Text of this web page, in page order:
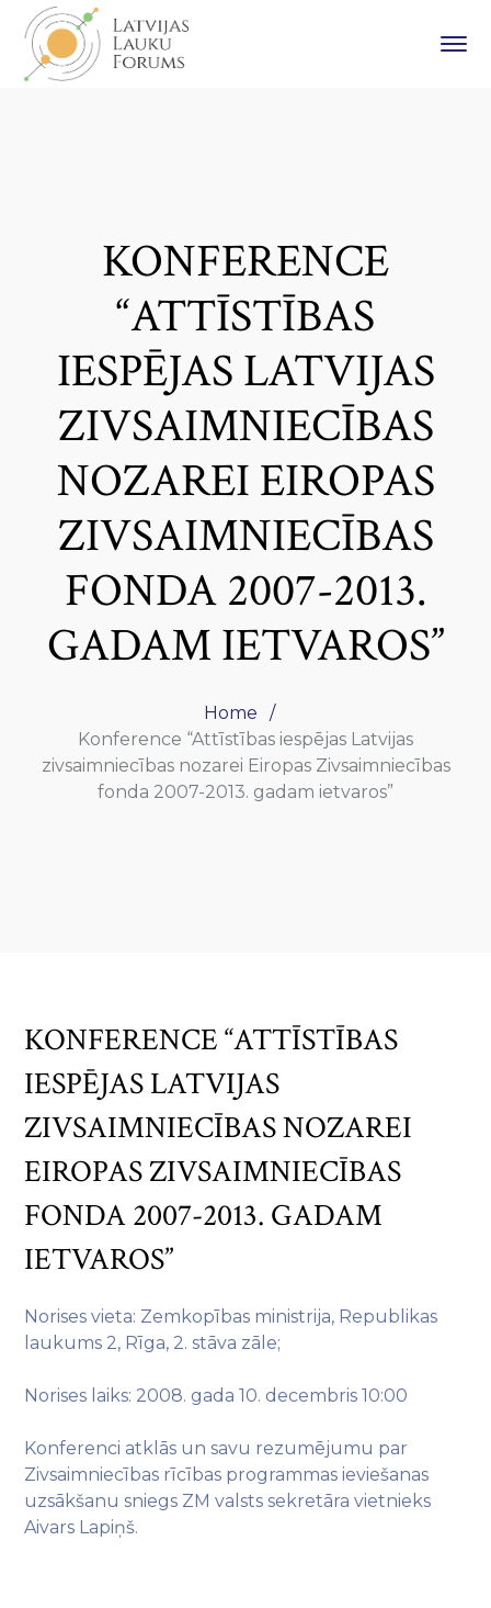
KONFERENCE
“ATTĪSTĪBAS
IESPĒJAS LATVIJAS
ZIVSAIMNIECĪBAS
NOZAREI EIROPAS
ZIVSAIMNIECĪBAS
FONDA 2007-2013.
GADAM IETVAROS”
Home
Konference “Attīstības iespējas Latvijas
zivsaimniecības nozarei Eiropas Zivsaimniecības
fonda 2007-2013. gadam ietvaros”
KONFERENCE “ATTĪSTĪBAS
IESPĒJAS LATVIJAS
ZIVSAIMNIECĪBAS NOZAREI
EIROPAS ZIVSAIMNIECĪBAS
FONDA 2007-2013. GADAM
IETVAROS”
Norises vieta: Zemkopības ministrija, Republikas
laukums 2, Rīga, 2. stāva zāle;
Norises laiks: 2008. gada 10. decembris 10:00
Konferenci atklās un savu rezumējumu par
Zivsaimniecības rīcības programmas ieviešanas
uzsākšanu sniegs ZM valsts sekretāra vietnieks
Aivars Lapiņš.